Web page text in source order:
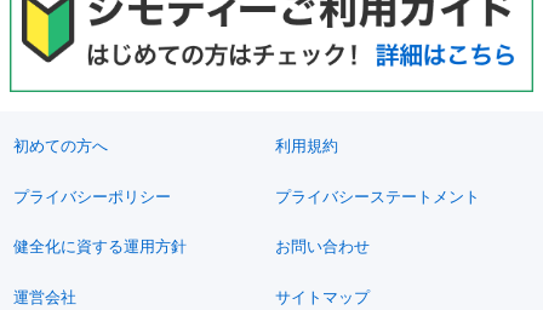
初めての方へ 利用規約
プライバシーポリシー プライバシーステートメント
健全化に資する運用方針 お問い合わせ
運営会社 サイトマップ